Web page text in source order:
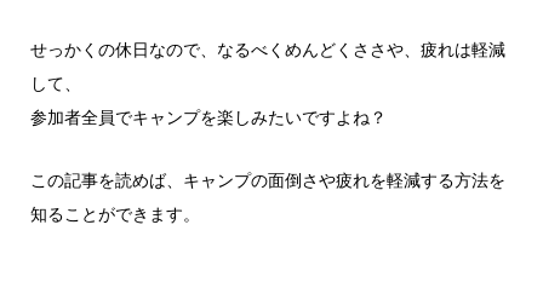
せっかくの休日なので、なるべくめんどくささや、疲れは軽減
して、
参加者全員でキャンプを楽しみたいですよね？
この記事を読めば、キャンプの面倒さや疲れを軽減する方法を
知ることができます。